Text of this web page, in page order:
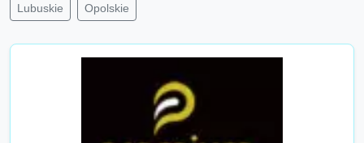
Lubuskie Opolskie